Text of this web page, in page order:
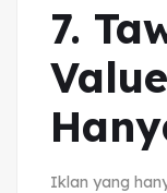
7.
Iklan yang